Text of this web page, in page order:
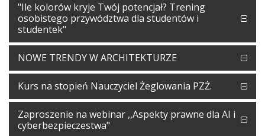
"Ile kolorów kryje Twój potencjał? Trening
osobistego przywództwa dla studentów i
studentek"
NOWE TRENDY W ARCHITEKTURZE
Kurs na stopień Nauczyciel Żeglowania PZŻ.
Zaproszenie na webinar ,,Aspekty prawne dla AI i
cyberbezpieczestwa"